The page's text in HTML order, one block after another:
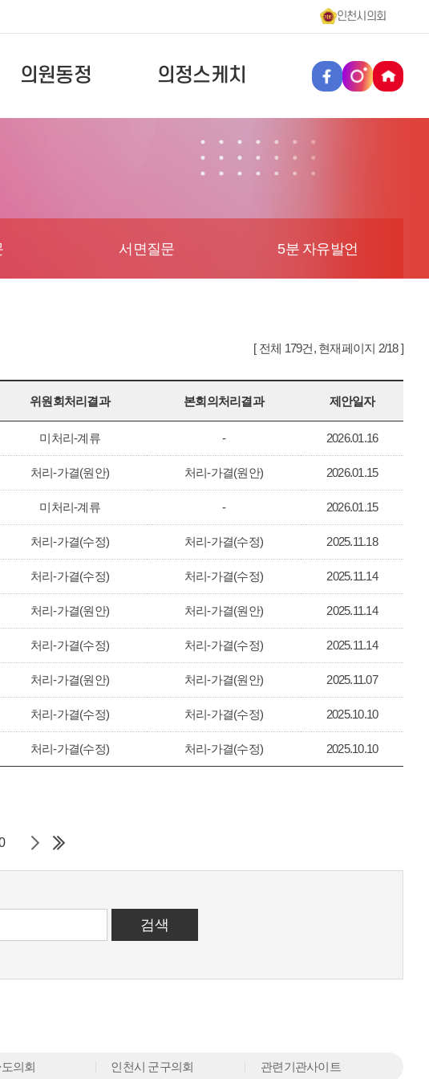
인천시의회
의원동정 의정스케치
서면질문 5분 자유발언
[ 전체 179건, 현재페이지 2/18 ]
위원회처리결과 본회의처리결과 제안일자
미처리-계류 - 2026.01.16
처리-가결(원안) 처리-가결(원안) 2026.01.15
미처리-계류 - 2026.01.15
처리-가결(수정) 처리-가결(수정) 2025.11.18
처리-가결(수정) 처리-가결(수정) 2025.11.14
처리-가결(원안) 처리-가결(원안) 2025.11.14
처리-가결(수정) 처리-가결(수정) 2025.11.14
처리-가결(원안) 처리-가결(원안) 2025.11.07
처리-가결(수정) 처리-가결(수정) 2025.10.10
처리-가결(수정) 처리-가결(수정) 2025.10.10
도의회 인천시 군구의회 관련기관사이트